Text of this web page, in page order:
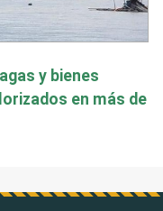
y bienes
en más de